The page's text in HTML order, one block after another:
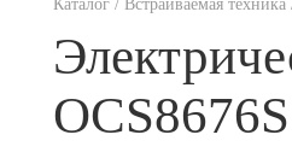
Каталог / Встраиваемая техника
OCS8676S